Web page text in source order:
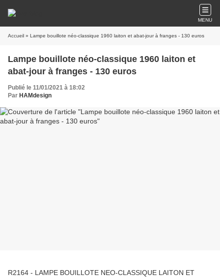
MENU
Accueil » Lampe bouillote néo-classique 1960 laiton et abat-jour à franges - 130 euros
Lampe bouillote néo-classique 1960 laiton et
abat-jour à franges - 130 euros
Publié le 11/01/2021 à 18:02
Par HAMdesign
R2164 - LAMPE BOUILLOTE NEO-CLASSIQUE LAITON ET